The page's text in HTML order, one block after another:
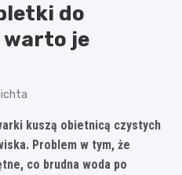
do
warto je
kuszą obietnicą czystych
Problem w tym, że
co brudna woda po